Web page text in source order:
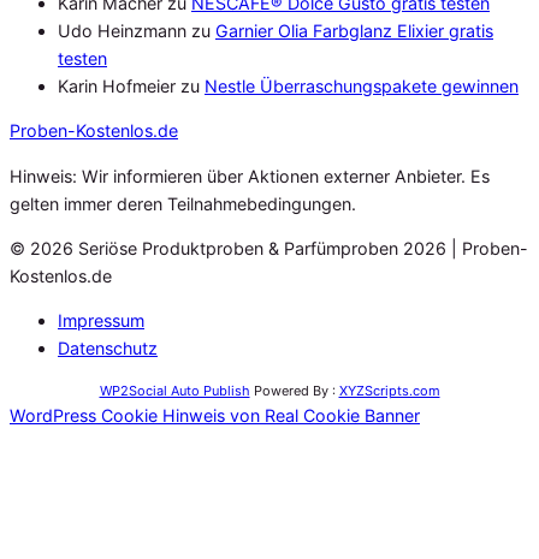
Udo Heinzmann zu Garnier Olia Farbglanz Elixier gratis
testen
Karin Hofmeier zu Nestle Überraschungspakete gewinnen
Proben-Kostenlos.de
Hinweis: Wir informieren über Aktionen externer Anbieter. Es
gelten immer deren Teilnahmebedingungen.
© 2026 Seriöse Produktproben & Parfümproben 2026 | Proben-
Kostenlos.de
Impressum
Datenschutz
WP2Social Auto Publish Powered By : XYZScripts.com
WordPress Cookie Hinweis von Real Cookie Banner